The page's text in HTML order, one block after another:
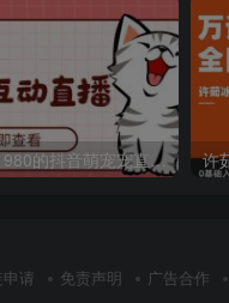
外面收费1980的抖音萌宠宠直播项目，可虚拟人直播，抖音报白，实时互动直播【软件+详细教程】
请 免责声明 广告合作